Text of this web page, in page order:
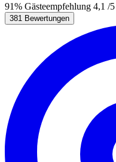
91% Gästeempfehlung 4,1 /5
381 Bewertungen